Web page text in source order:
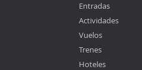
Entradas
Actividades
Vuelos
Trenes
Hoteles